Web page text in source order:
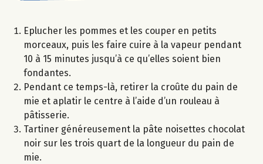
Eplucher les pommes et les couper en petits
morceaux, puis les faire cuire à la vapeur pendant
10 à 15 minutes jusqu’à ce qu’elles soient bien
fondantes.
Pendant ce temps-là, retirer la croûte du pain de
mie et aplatir le centre à l’aide d’un rouleau à
pâtisserie.
Tartiner généreusement la pâte noisettes chocolat
noir sur les trois quart de la longueur du pain de
mie.